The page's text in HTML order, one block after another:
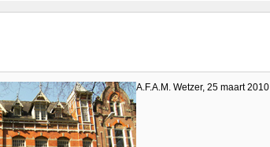
A.F.A.M. Wetzer, 25 maart 2010